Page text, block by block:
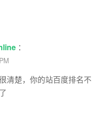
：
清楚，你的站百度排名不